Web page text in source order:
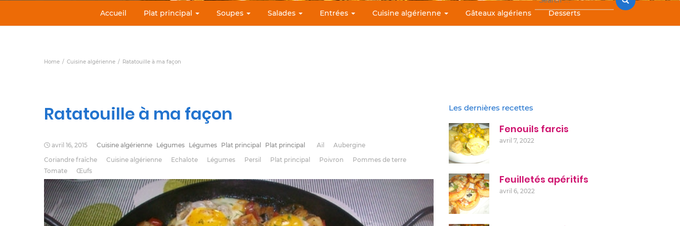
Accueil Plat principal Soupes Salades Entrées Cuisine algérienne Gâteaux algériens Desserts
Home Cuisine algérienne Ratatouille à ma façon
Ratatouille à ma façon
avril 16, 2015 Cuisine algérienne Légumes Légumes Plat principal Plat principal Ail
Aubergine
Coriandre fraîche
Cuisine algérienne Echalote Légumes Persil Plat principal Poivron
Pommes de terre
Tomate
Œufs
Les dernières recettes
Fenouils farcis
avril 7, 2022
Feuilletés apéritifs
avril 6, 2022